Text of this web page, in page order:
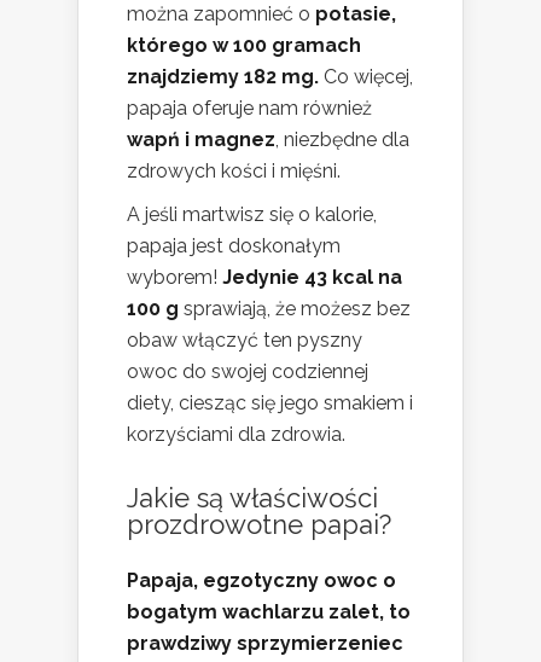
można zapomnieć o potasie,
którego w 100 gramach
znajdziemy 182 mg. Co więcej,
papaja oferuje nam również
wapń i magnez, niezbędne dla
zdrowych kości i mięśni.
A jeśli martwisz się o kalorie,
papaja jest doskonałym
wyborem! Jedynie 43 kcal na
100 g sprawiają, że możesz bez
obaw włączyć ten pyszny
owoc do swojej codziennej
diety, ciesząc się jego smakiem i
korzyściami dla zdrowia.
Jakie są właściwości
prozdrowotne papai?
Papaja, egzotyczny owoc o
bogatym wachlarzu zalet, to
prawdziwy sprzymierzeniec